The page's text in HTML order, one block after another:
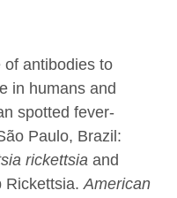
of antibodies to
in humans and
spotted fever-
Paulo, Brazil:
rickettsia and
Rickettsia.American